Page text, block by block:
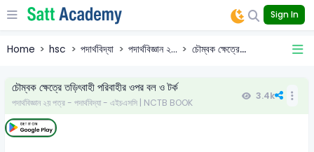
Sign In
Home hsc পদার্থবিদ্যা পদার্থবিজ্ঞান ২... চৌম্বক ক্ষেত্রে...
চৌম্বক ক্ষেত্রে তড়িৎবাহী পরিবাহীর ওপর বল ও টর্ক
পদার্থবিজ্ঞান ২য় পত্র - পদার্থবিদ্যা - এইচএসসি | NCTB BOOK
3.4k